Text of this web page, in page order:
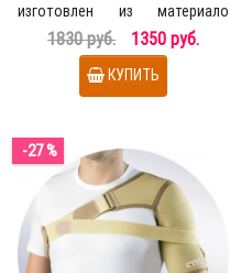
изготовлен из материало
аэропрен и Coolmax благодар..
1830 руб. 1350 руб.
КУПИТЬ
-27 %